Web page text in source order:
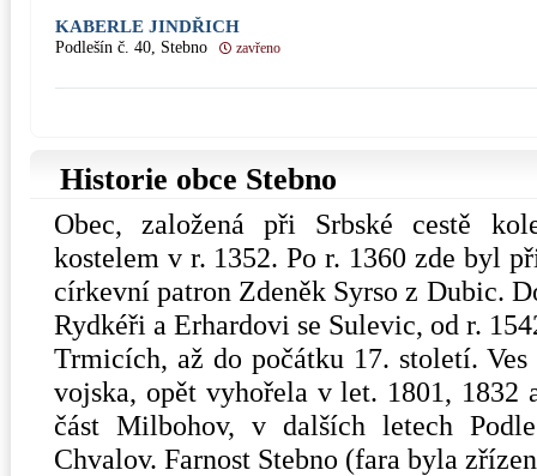
KABERLE JINDŘICH
Podlešín č. 40, Stebno zavřeno
Historie obce Stebno
Obec, založená při Srbské cestě
kostelem v r. 1352. Po r. 1360 zde byl
církevní patron Zdeněk Syrso z Dubic.
Rydkéři a Erhardovi se Sulevic, od r.
Trmicích, až do počátku 17. století.
vojska, opět vyhořela v let. 1801,
část Milbohov, v dalších letech
Chvalov. Farnost Stebno (fara byla